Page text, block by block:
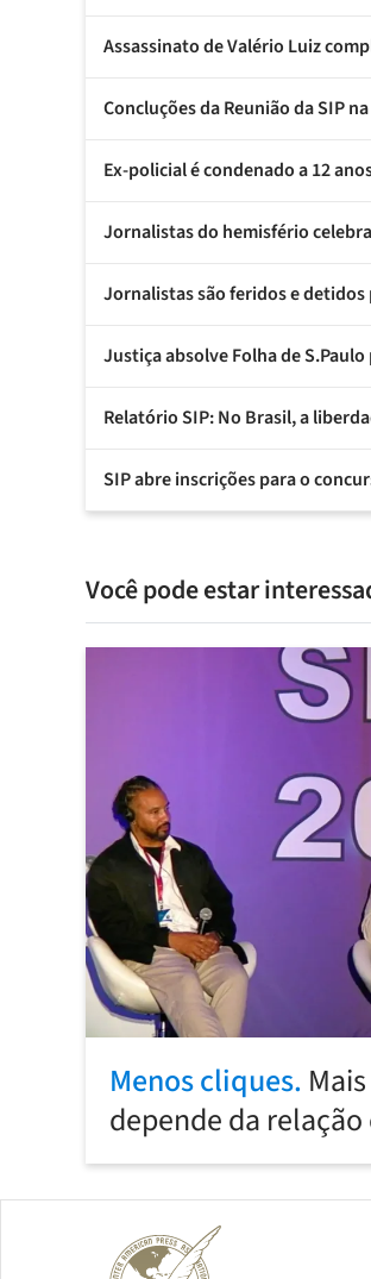
Assassinato de Valério Luiz
Concluções da Reunião da SIP
Ex-policial é condenado a 12
Jornalistas do hemisfério
Jornalistas são feridos e detidos
Justiça absolve Folha de
Relatório SIP: No Brasil, a
SIP abre inscrições para o
Você pode estar
Menos cliques.
depende da